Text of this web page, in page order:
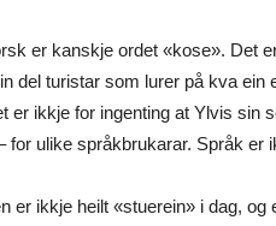
er kanskje ordet «kose». Det
del turistar som lurer på kva
er ikkje for ingenting at Ylvis sin
for ulike språkbrukarar. Språk
er ikkje heilt «stuerein» i dag,